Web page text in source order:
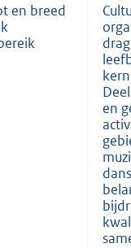
en breed
en